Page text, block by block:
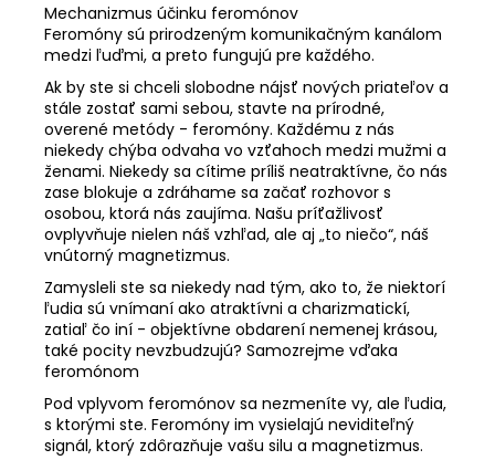
Mechanizmus účinku feromónov
Feromóny sú prirodzeným komunikačným kanálom
medzi ľuďmi, a preto fungujú pre každého.
Ak by ste si chceli slobodne nájsť nových priateľov a
stále zostať sami sebou, stavte na prírodné,
overené metódy - feromóny. Každému z nás
niekedy chýba odvaha vo vzťahoch medzi mužmi a
ženami. Niekedy sa cítime príliš neatraktívne, čo nás
zase blokuje a zdráhame sa začať rozhovor s
osobou, ktorá nás zaujíma. Našu príťažlivosť
ovplyvňuje nielen náš vzhľad, ale aj „to niečo“, náš
vnútorný magnetizmus.
Zamysleli ste sa niekedy nad tým, ako to, že niektorí
ľudia sú vnímaní ako atraktívni a charizmatickí,
zatiaľ čo iní - objektívne obdarení nemenej krásou,
také pocity nevzbudzujú? Samozrejme vďaka
feromónom
Pod vplyvom feromónov sa nezmeníte vy, ale ľudia,
s ktorými ste. Feromóny im vysielajú neviditeľný
signál, ktorý zdôrazňuje vašu silu a magnetizmus.